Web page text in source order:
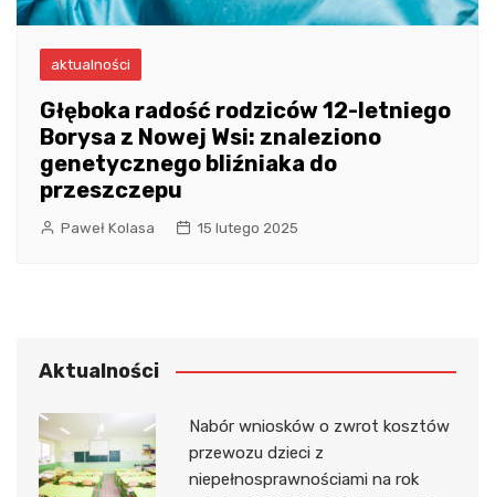
aktualności
Głęboka radość rodziców 12-letniego
Borysa z Nowej Wsi: znaleziono
genetycznego bliźniaka do
przeszczepu
Paweł Kolasa 15 lutego 2025
Aktualności
Nabór wniosków o zwrot kosztów
przewozu dzieci z
niepełnosprawnościami na rok